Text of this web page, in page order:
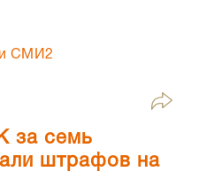
СМИ2
за семь
штрафов на